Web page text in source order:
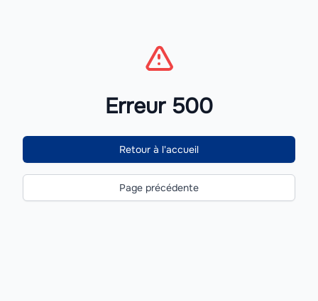
Erreur 500
Retour à l'accueil
Page précédente